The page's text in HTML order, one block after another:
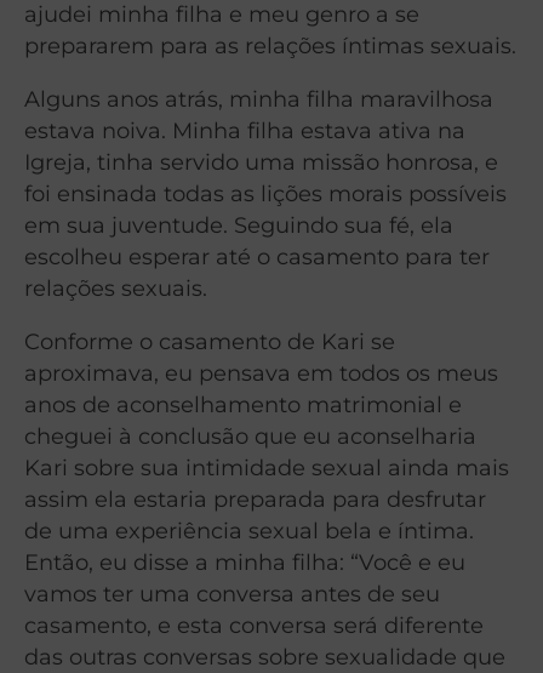
ajudei minha filha e meu genro a se
prepararem para as relações íntimas sexuais.
Alguns anos atrás, minha filha maravilhosa
estava noiva. Minha filha estava ativa na
Igreja, tinha servido uma missão honrosa, e
foi ensinada todas as lições morais possíveis
em sua juventude. Seguindo sua fé, ela
escolheu esperar até o casamento para ter
relações sexuais.
Conforme o casamento de Kari se
aproximava, eu pensava em todos os meus
anos de aconselhamento matrimonial e
cheguei à conclusão que eu aconselharia
Kari sobre sua intimidade sexual ainda mais
assim ela estaria preparada para desfrutar
de uma experiência sexual bela e íntima.
Então, eu disse a minha filha: “Você e eu
vamos ter uma conversa antes de seu
casamento, e esta conversa será diferente
das outras conversas sobre sexualidade que